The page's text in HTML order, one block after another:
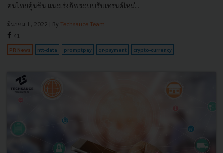
คนไทยคุ้นชิน แนะเร่งอัพระบบรับเทรนด์ใหม่...
มีนาคม 1, 2022 | By Techsauce Team
41
PR News ntt-data promptpay qr-payment crypto-currency